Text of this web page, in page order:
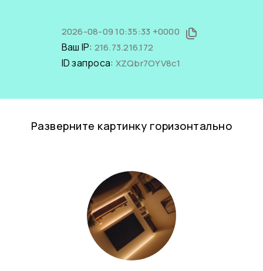
2026-08-09 10:35:33 +0000
Ваш IP: 216.73.216.172
ID запроса: XZQbr7OYV8c1
Разверните картинку горизонтально